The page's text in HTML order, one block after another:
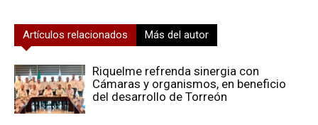
Artículos relacionados Más del autor
Riquelme refrenda sinergia con
Cámaras y organismos, en beneficio
del desarrollo de Torreón